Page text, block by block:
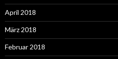
April 2018
März 2018
Februar 2018